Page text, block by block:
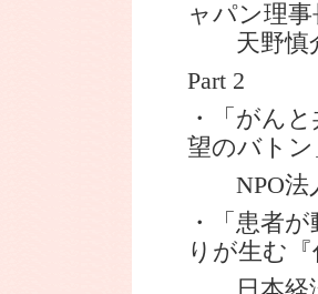
ャパン理
天野慎
Part 2
・「がん
望のバトン
NPO法
・「患者
りが生む